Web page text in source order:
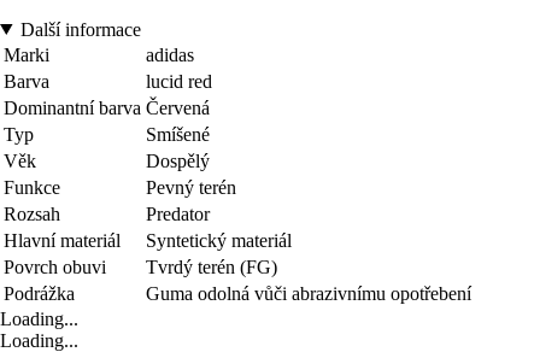
Další informace
Marki
adidas
Barva
lucid red
Dominantní barva Červená
Typ
Smíšené
Věk
Dospělý
Funkce
Pevný terén
Rozsah
Predator
Hlavní materiál
Syntetický materiál
Povrch obuvi
Tvrdý terén (FG)
Podrážka
Guma odolná vůči abrazivnímu opotřebení
Loading...
Loading...